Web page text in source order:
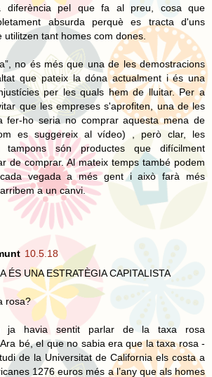
diferència pel que fa al preu, cosa que
absurda perquè es tracta d'uns
utilitzen tant homes com dones.
no és més que una de les demostracions
que pateix la dóna actualment i és una
per les quals hem de lluitar. Per a
que les empreses s'aprofiten, una de les
fer-ho seria no comprar aquesta mena de
es suggereix al vídeo) , però clar, les
tampons són productes que difícilment
de comprar. Al mateix temps també podem
cada vegada a més gent i això farà més
a un canvi.
10.5.18
ÉS UNA ESTRATÈGIA CAPITALISTA
rosa?
ja havia sentit parlar de la taxa rosa
bé, el que no sabia era que la taxa rosa -
de la Universitat de California els costa a
1276 euros més a l’any que als homes